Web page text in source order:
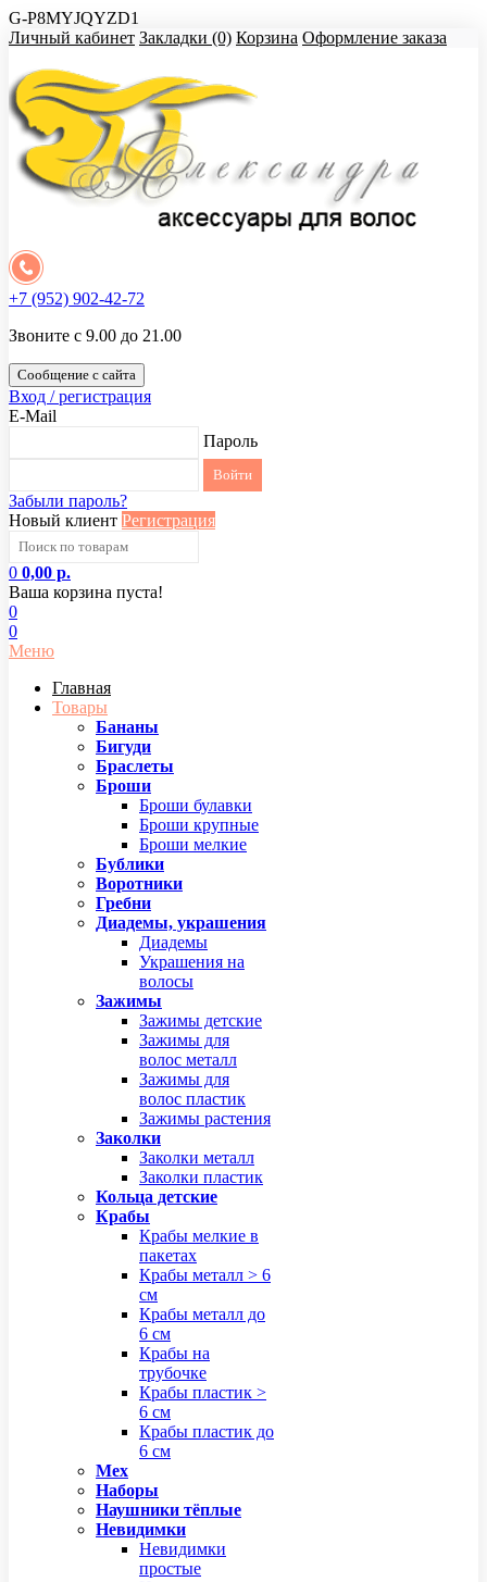
G-P8MYJQYZD1
Личный кабинет Закладки (0) Корзина Оформление заказа
+7 (952) 902-42-72
Звоните с 9.00 до 21.00
Сообщение с сайта
Вход / регистрация
E-Mail
Пароль
Забыли пароль?
Новый клиент Регистрация
0 0,00 р.
Ваша корзина пуста!
0
0
Меню
Главная
Товары
Бананы
Бигуди
Браслеты
Броши
Броши булавки
Броши крупные
Броши мелкие
Бублики
Воротники
Гребни
Диадемы, украшения
Диадемы
Украшения на
волосы
Зажимы
Зажимы детские
Зажимы для
волос металл
Зажимы для
волос пластик
Зажимы растения
Заколки
Заколки металл
Заколки пластик
Кольца детские
Крабы
Крабы мелкие в
пакетах
Крабы металл > 6
см
Крабы металл до
6 см
Крабы на
трубочке
Крабы пластик >
6 см
Крабы пластик до
6 см
Мех
Наборы
Наушники тёплые
Невидимки
Невидимки
простые